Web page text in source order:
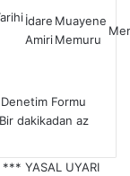
İdare
Amiri
Muayene
Memuru
Formu
Bir dakikadan az
*** YASAL UYARI